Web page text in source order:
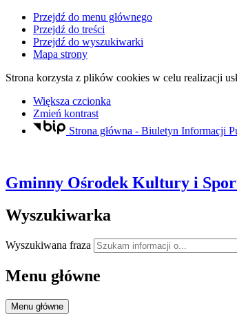
Przejdź do menu głównego
Przejdź do treści
Przejdź do wyszukiwarki
Mapa strony
Strona korzysta z plików cookies w celu realizacji
Większa czcionka
Zmień kontrast
Strona główna - Biuletyn Informacji
Gminny Ośrodek Kultury i
Wyszukiwarka
Wyszukiwana fraza
Menu główne
Menu główne